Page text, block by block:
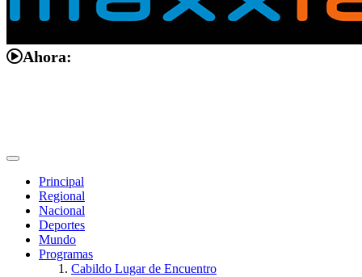
Ahora:
FOR
SHOUTCAST,
ICECAST
RADIONOMY
powered
Principal
Regional
Nacional
Deportes
Mundo
Programas
Cabildo Lugar de Encuentro